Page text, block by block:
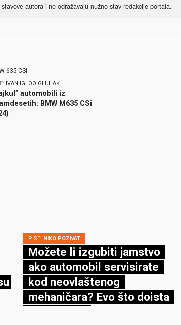
autora i ne odražavaju nužno stav redakcije portala.
IVAN IGLOO GLUHAK
automobili iz
BMW M635 CSi
PIŠE: NIKO POZNAT
Možete li izgubiti jamstvo
ako automobil servisirate
kod neovlaštenog
mehaničara? Evo što doista